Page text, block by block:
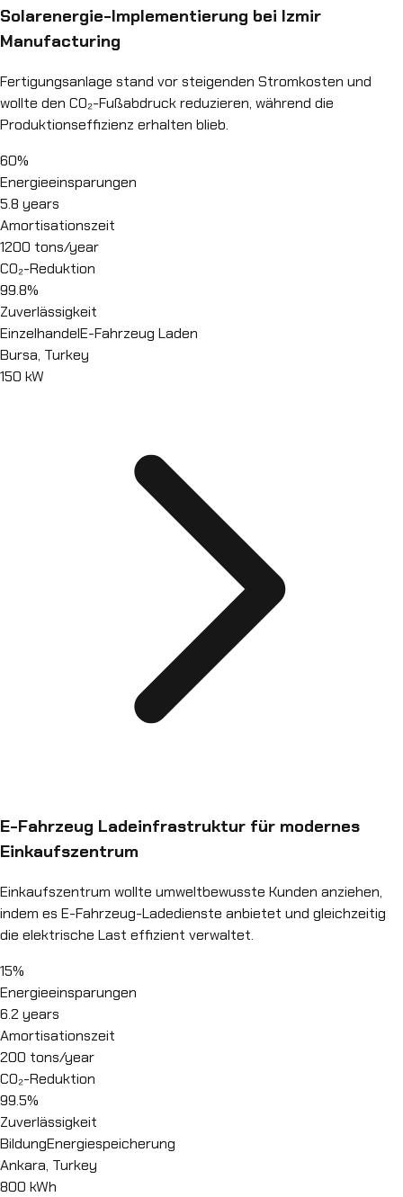
Solarenergie-Implementierung bei Izmir
Manufacturing
Fertigungsanlage stand vor steigenden Stromkosten und
wollte den CO₂-Fußabdruck reduzieren, während die
Produktionseffizienz erhalten blieb.
60%
Energieeinsparungen
5.8 years
Amortisationszeit
1200 tons/year
CO₂-Reduktion
99.8%
Zuverlässigkeit
EinzelhandelE-Fahrzeug Laden
Bursa, Turkey
150 kW
E-Fahrzeug Ladeinfrastruktur für modernes
Einkaufszentrum
Einkaufszentrum wollte umweltbewusste Kunden anziehen,
indem es E-Fahrzeug-Ladedienste anbietet und gleichzeitig
die elektrische Last effizient verwaltet.
15%
Energieeinsparungen
6.2 years
Amortisationszeit
200 tons/year
CO₂-Reduktion
99.5%
Zuverlässigkeit
BildungEnergiespeicherung
Ankara, Turkey
800 kWh